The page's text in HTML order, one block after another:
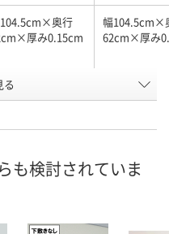
奥行
厚み0.15cm
幅104.5cm×
62cm×厚み
ーンマット付/
オレフィン
グリーンマ
再生塩ビ
品 あり
る
も検討されていま